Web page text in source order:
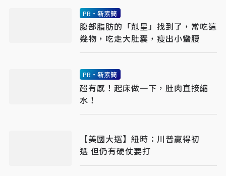
PR・新素簡
腹部脂肪的「剋星」找到了，常吃這
幾物，吃走大肚囊，瘦出小蠻腰
PR・新素簡
超有感！起床做一下，肚肉直接縮
水！
【美國大選】紐時：川普贏得初
選 但仍有硬仗要打